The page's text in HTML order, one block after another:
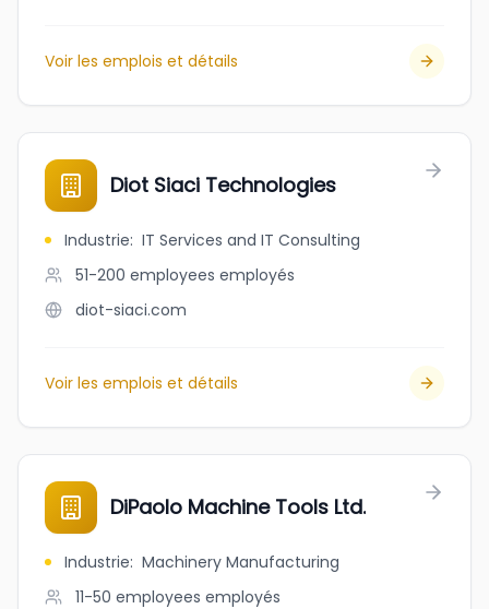
Voir les emplois et détails
Diot Siaci Technologies
Industrie: IT Services and IT Consulting
51-200 employees employés
diot-siaci.com
Voir les emplois et détails
DiPaolo Machine Tools Ltd.
Industrie: Machinery Manufacturing
11-50 employees employés